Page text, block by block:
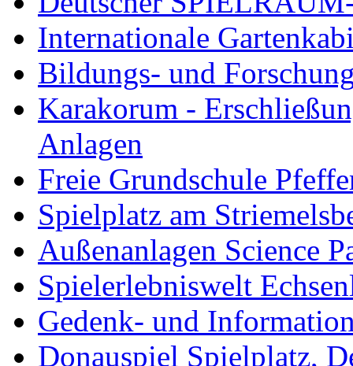
Internationale
Bildungs- und
Karakorum -
Anlagen
Freie Grundschule
Spielplatz am
Außenanlagen Science
Spielerlebniswelt
Gedenk- und
Donauspiel Spielplatz,